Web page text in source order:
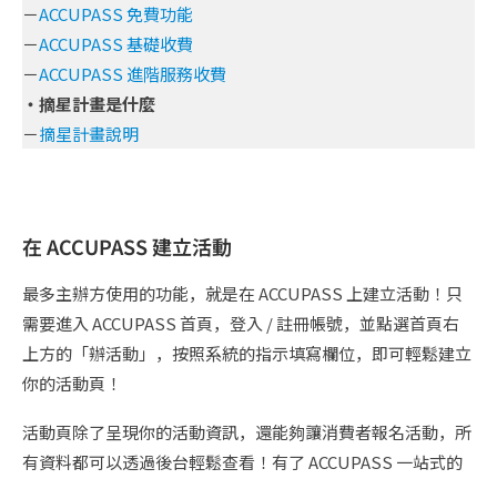
－ACCUPASS 免費功能
－ACCUPASS 基礎收費
－ACCUPASS 進階服務收費
・摘星計畫是什麼
－摘星計畫說明
在 ACCUPASS 建立活動
最多主辦方使用的功能，就是在 ACCUPASS 上建立活動！只
需要進入 ACCUPASS 首頁，登入 / 註冊帳號，並點選首頁右
上方的「辦活動」，按照系統的指示填寫欄位，即可輕鬆建立
你的活動頁！
活動頁除了呈現你的活動資訊，還能夠讓消費者報名活動，所
有資料都可以透過後台輕鬆查看！有了 ACCUPASS 一站式的